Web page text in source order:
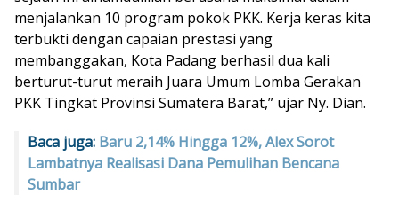
menjalankan 10 program pokok PKK. Kerja keras kita
terbukti dengan capaian prestasi yang
membanggakan, Kota Padang berhasil dua kali
berturut-turut meraih Juara Umum Lomba Gerakan
PKK Tingkat Provinsi Sumatera Barat,” ujar Ny. Dian.
Baca juga: Baru 2,14% Hingga 12%, Alex Sorot
Lambatnya Realisasi Dana Pemulihan Bencana
Sumbar